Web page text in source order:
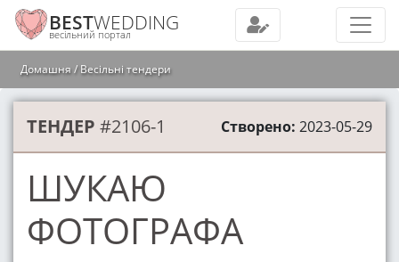
BESTWEDDING
весільний портал
Домашня Весільні тендери
ТЕНДЕР #2106-1 Створено: 2023-05-29
ШУКАЮ
ФОТОГРАФА